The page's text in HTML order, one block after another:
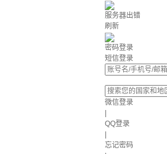
服务器出错
刷新
密码登录
短信登录
微信登录
QQ登录
忘记密码